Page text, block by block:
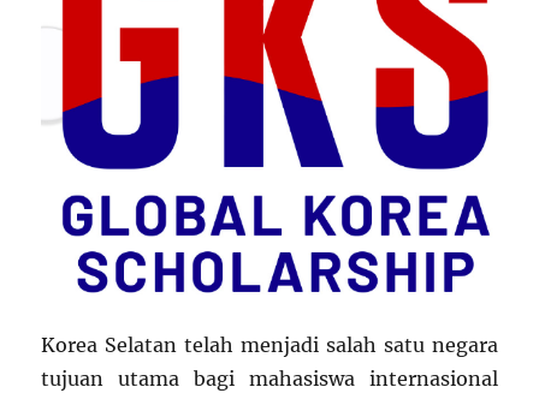
Korea Selatan telah menjadi salah satu negara
tujuan utama bagi mahasiswa internasional